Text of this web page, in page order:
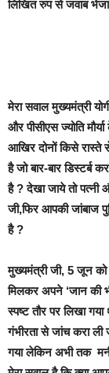
लिखित रुप से जवाब
मेरा सवाल मुख्यमंत्री
और पीसीएस ज्योति
आखिर दोनों किसे रास्ते
है जो बार-बार डिस्टर्ब
है ? देखा जाये तो पत्नी
जी,फिर आपकी जांबाज
है ?
मुख्यमंत्री जी, 5 जून को
मिलकर अपने ‘जान की
स्पष्ट तौर पर लिखा
गंभीरता से जांच करा
गया लेकिन अभी तक